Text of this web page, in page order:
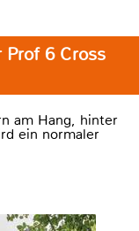
Prof 6 Cross
am Hang, hinter
ein normaler